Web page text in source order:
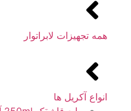
همه تجهیزات لابراتوار
انواع آکریل ها